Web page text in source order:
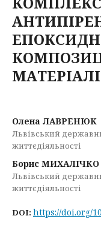
Олена ЛАВРЕНЮК
Львівський
життєдіяльності
Борис МИХАЛІЧКО
Львівський
життєдіяльності
DOI: https://doi.org/